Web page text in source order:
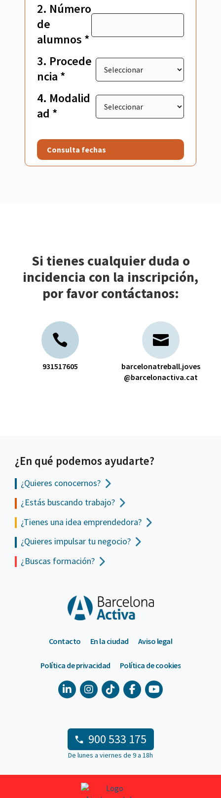
2. Número
de
alumnos *
3. Procede
ncia *
4. Modalid
ad *
Consulta fechas
Si tienes cualquier duda o
incidencia con la inscripción,
por favor contáctanos:
931517605
barcelonatreball.joves
@barcelonactiva.cat
¿En qué podemos ayudarte?
¿Quieres conocernos?
¿Estás buscando trabajo?
¿Tienes una idea emprendedora?
¿Quieres impulsar tu negocio?
¿Buscas formación?
Contacto En la ciudad Aviso legal
Política de privacidad Política de cookies
900 533 175
De lunes a viernes de 9 a 18h